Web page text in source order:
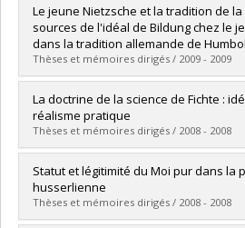
Diplômé(e) :Leroux, Alexandre
Cycle :Maîtrise
Diplôme obtenu :M.A.
Lien vers le document dans Papyrus
Le jeune Nietzsche et la tradition de la
sources de l'idéal de Bildung chez le
dans la tradition allemande de
Thèses et mémoires dirigés / 2009 - 2009
Diplômé(e) :Duhamel, Vincent
Cycle :Maîtrise
Diplôme obtenu :M.A.
Lien vers le document dans Papyrus
La doctrine de la science de Fichte :
réalisme pratique
Thèses et mémoires dirigés / 2008 - 2008
Diplômé(e) :Roy, Manuel
Cycle :Doctorat
Diplôme obtenu :Ph. D.
Lien vers le document dans Papyrus
Statut et légitimité du Moi pur dans la
husserlienne
Thèses et mémoires dirigés / 2008 - 2008